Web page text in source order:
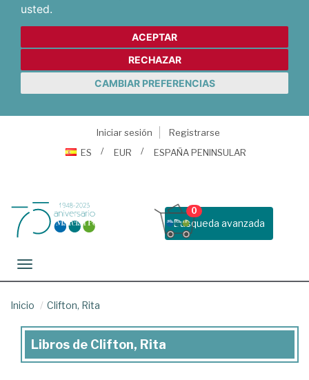
usted.
ACEPTAR
RECHAZAR
CAMBIAR PREFERENCIAS
Iniciar sesión
Registrarse
ES
EUR ESPAÑA PENINSULAR
Busqueda avanzada
0
Toggle navigation
Inicio Clifton, Rita
Libros
Libros de Clifton, Rita